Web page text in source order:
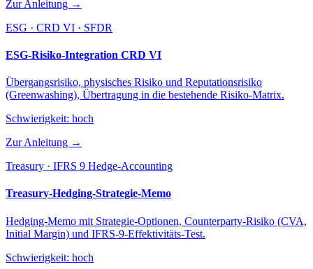
Zur Anleitung →
ESG · CRD VI · SFDR
ESG-Risiko-Integration CRD VI
Übergangsrisiko, physisches Risiko und Reputationsrisiko
(Greenwashing), Übertragung in die bestehende Risiko-Matrix.
Schwierigkeit: hoch
Zur Anleitung →
Treasury · IFRS 9 Hedge-Accounting
Treasury-Hedging-Strategie-Memo
Hedging-Memo mit Strategie-Optionen, Counterparty-Risiko (CVA,
Initial Margin) und IFRS-9-Effektivitäts-Test.
Schwierigkeit: hoch